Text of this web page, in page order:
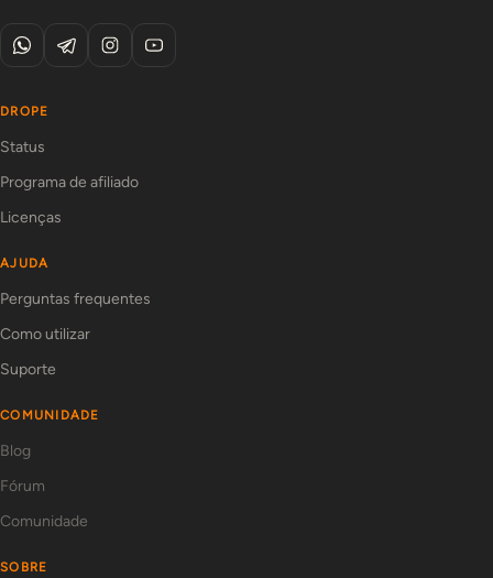
DROPE
Status
Programa de afiliado
Licenças
AJUDA
Perguntas frequentes
Como utilizar
Suporte
COMUNIDADE
Blog
Fórum
Comunidade
SOBRE